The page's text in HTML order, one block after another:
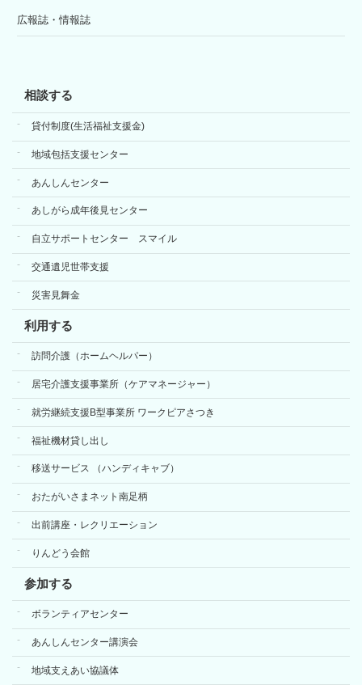
広報誌・情報誌
相談する
貸付制度(生活福祉支援金)
地域包括支援センター
あんしんセンター
あしがら成年後見センター
自立サポートセンター スマイル
交通遺児世帯支援
災害見舞金
利用する
訪問介護（ホームヘルパー）
居宅介護支援事業所（ケアマネージャー）
就労継続支援B型事業所 ワークピアさつき
福祉機材貸し出し
移送サービス （ハンディキャブ）
おたがいさまネット南足柄
出前講座・レクリエーション
りんどう会館
参加する
ボランティアセンター
あんしんセンター講演会
地域支えあい協議体